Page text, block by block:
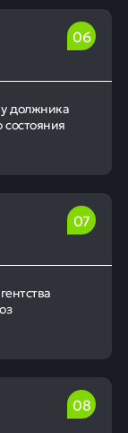
должника
06
07
08